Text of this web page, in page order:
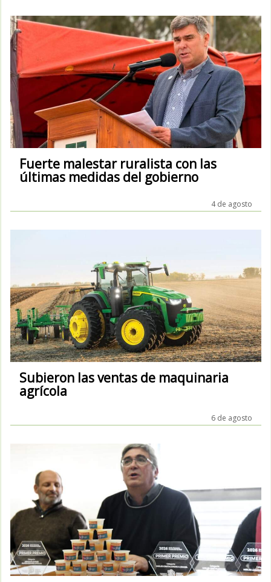
Fuerte malestar ruralista con las
últimas medidas del gobierno
4 de agosto
Subieron las ventas de maquinaria
agrícola
6 de agosto